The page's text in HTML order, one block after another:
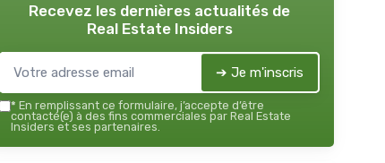
Recevez les dernières actualités de
Real Estate Insiders
➔ Je m'inscris
* En remplissant ce formulaire, j’accepte d’être
contacté(e) à des fins commerciales par Real Estate
Insiders et ses partenaires.